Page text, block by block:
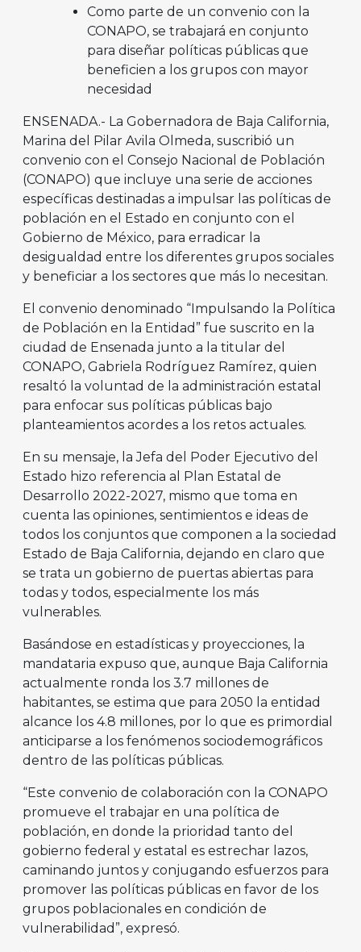
Como parte de un convenio con la
CONAPO, se trabajará en conjunto
para diseñar políticas públicas que
beneficien a los grupos con mayor
necesidad
ENSENADA.- La Gobernadora de Baja California,
Marina del Pilar Avila Olmeda, suscribió un
convenio con el Consejo Nacional de Población
(CONAPO) que incluye una serie de acciones
específicas destinadas a impulsar las políticas de
población en el Estado en conjunto con el
Gobierno de México, para erradicar la
desigualdad entre los diferentes grupos sociales
y beneficiar a los sectores que más lo necesitan.
El convenio denominado “Impulsando la Política
de Población en la Entidad” fue suscrito en la
ciudad de Ensenada junto a la titular del
CONAPO, Gabriela Rodríguez Ramírez, quien
resaltó la voluntad de la administración estatal
para enfocar sus políticas públicas bajo
planteamientos acordes a los retos actuales.
En su mensaje, la Jefa del Poder Ejecutivo del
Estado hizo referencia al Plan Estatal de
Desarrollo 2022-2027, mismo que toma en
cuenta las opiniones, sentimientos e ideas de
todos los conjuntos que componen a la sociedad
Estado de Baja California, dejando en claro que
se trata un gobierno de puertas abiertas para
todas y todos, especialmente los más
vulnerables.
Basándose en estadísticas y proyecciones, la
mandataria expuso que, aunque Baja California
actualmente ronda los 3.7 millones de
habitantes, se estima que para 2050 la entidad
alcance los 4.8 millones, por lo que es primordial
anticiparse a los fenómenos sociodemográficos
dentro de las políticas públicas.
“Este convenio de colaboración con la CONAPO
promueve el trabajar en una política de
población, en donde la prioridad tanto del
gobierno federal y estatal es estrechar lazos,
caminando juntos y conjugando esfuerzos para
promover las políticas públicas en favor de los
grupos poblacionales en condición de
vulnerabilidad”, expresó.